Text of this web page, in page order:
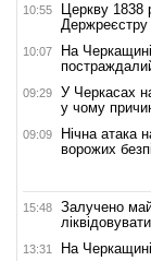
10:55
Церкву 1838
Держреєстру
10:07
На
09:29
У Черкасах
у чому
09:09
Нічна атака
ворожих
15:48
Залучено
13:31 На